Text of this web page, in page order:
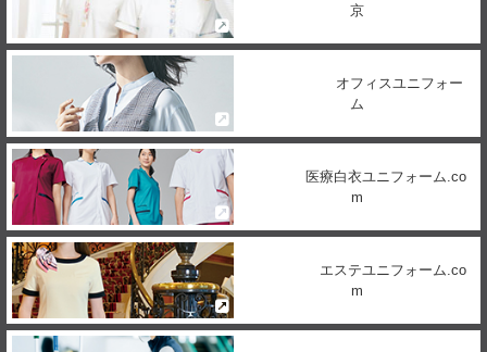
京
オフィスユニフォー
ム
医療白衣ユニフォーム.co
m
エステユニフォーム.co
m